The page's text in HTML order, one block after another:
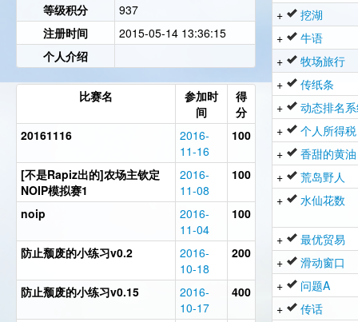
等级积分
937
注册时间
2015-05-14 13:36:15
个人介绍
比赛名
参加时
间
得
分
20161116
2016-
11-16
100
[不是Rapiz出的]农场主钦定
NOIP模拟赛1
2016-
11-08
100
noip
2016-
11-04
100
防止颓废的小练习v0.2
2016-
10-18
200
防止颓废的小练习v0.15
2016-
10-17
400
+
挖湖
+
牛语
+
牧场旅行
+
传纸条
+
动态排名
+
个人所得税
+
香甜的黄油
+
荒岛野人
+
水仙花数
+
最优贸易
+
滑动窗口
+
问题A
+
传话